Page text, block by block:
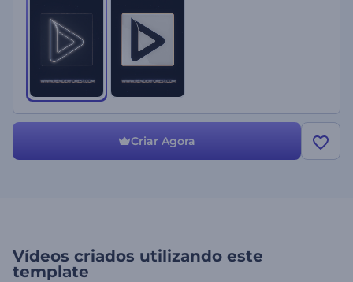
Criar Agora
Vídeos criados utilizando este
template